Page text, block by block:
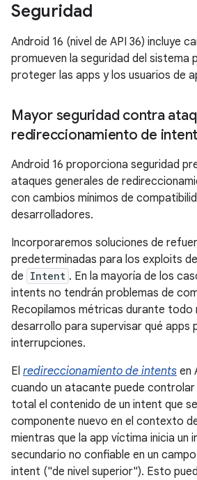
Seguridad
Android 16 (nivel de API 36) incluye
promueven la seguridad del sistema
proteger las apps y los usuarios de
Mayor seguridad contra
redireccionamiento de
Android 16 proporciona seguridad
ataques generales de
con cambios mínimos de
desarrolladores.
Incorporaremos soluciones de
predeterminadas para los exploits
de Intent . En la mayoría de los
intents no tendrán problemas de
Recopilamos métricas durante
desarrollo para supervisar qué apps
interrupciones.
El redireccionamiento de intents en
cuando un atacante puede
total el contenido de un intent que
componente nuevo en el contexto
mientras que la app víctima inicia un
secundario no confiable en un
intent ("de nivel superior"). Esto